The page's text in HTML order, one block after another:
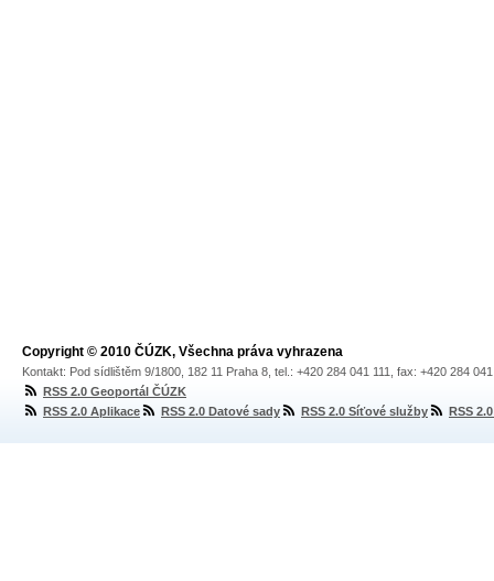
Copyright © 2010 ČÚZK, Všechna práva vyhrazena
Kontakt: Pod sídlištěm 9/1800, 182 11 Praha 8, tel.: +420 284 041 111, fax: +420 284
RSS 2.0 Geoportál ČÚZK
RSS 2.0 Aplikace
RSS 2.0 Datové sady RSS 2.0 Síťové služby RSS